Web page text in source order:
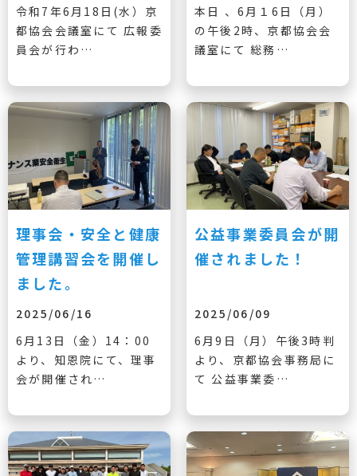
令和7年6月18日(水）京
都協会会議室にて 広報委
員会が行わ…
本日 、6月１6日（月）
の午後2時、京都協会会
議室にて 総務…
理事会・安全と健康
管理講習会を開催し
ました。
2025/06/16
6月13日（金）14：00
より、知恩院にて、理事
会が開催され…
公益事業委員会が開
催されました！
2025/06/09
6月9日（月）午後3時判
より、京都協会事務局に
て 公益事業委…